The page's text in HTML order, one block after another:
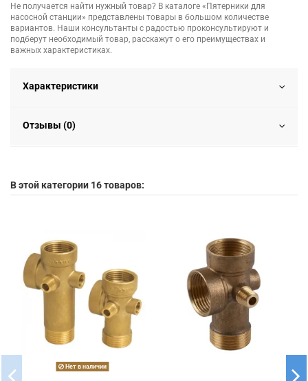
Не получается найти нужный товар? В каталоге «Пятерники для
насосной станции» представлены товары в большом количестве
вариантов. Наши консультанты с радостью проконсультируют и
подберут необходимый товар, расскажут о его преимуществах и
важных характеристиках.
Характеристики
Отзывы (0)
В этой категории 16 товаров:
Нет в наличии